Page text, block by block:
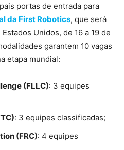
portas de entrada para
da First Robotics, que será
Unidos, de 16 a 19 de
garantem 10 vagas
etapa mundial:
(FLLC): 3 equipes
: 3 equipes classificadas;
(FRC): 4 equipes